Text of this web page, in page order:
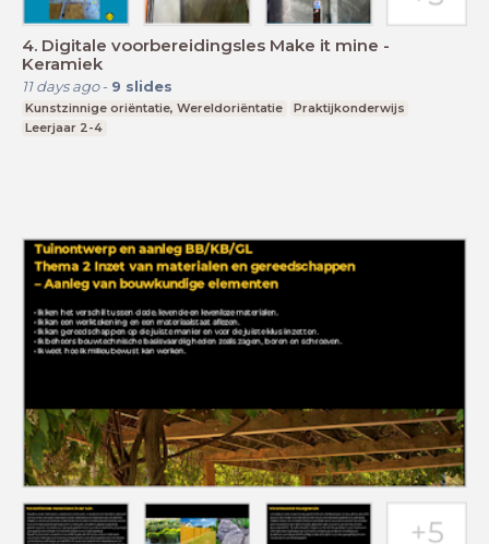
4. Digitale voorbereidingsles Make it mine -
Keramiek
11 days ago- 9 slides
Kunstzinnige oriëntatie, Wereldoriëntatie
Praktijkonderwijs
Leerjaar 2-4